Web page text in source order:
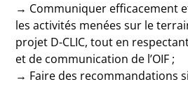
→ Communiquer efficacement
les activités menées sur le
projet D-CLIC, tout en
et de communication de l’OIF ;
→ Faire des recommandations